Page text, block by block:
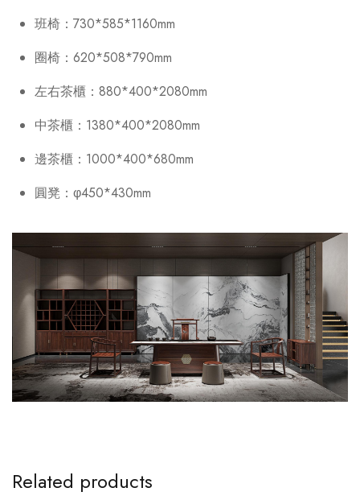
班椅：730*585*1160mm
圈椅：620*508*790mm
左右茶櫃：880*400*2080mm
中茶櫃：1380*400*2080mm
邊茶櫃：1000*400*680mm
圓凳：φ450*430mm
Related products